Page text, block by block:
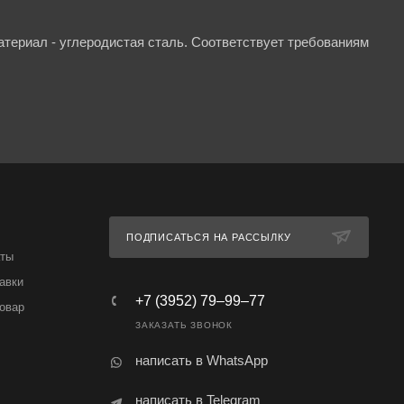
- углеродистая сталь. Соответствует требованиям
ПОДПИСАТЬСЯ НА РАССЫЛКУ
+7 (3952) 79‒99‒77
ЗАКАЗАТЬ ЗВОНОК
написать в WhatsApp
написать в Telegram